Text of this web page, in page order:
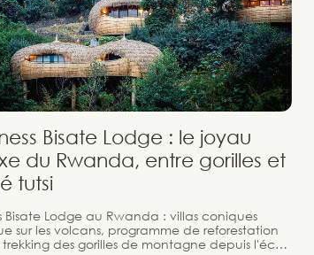
Bisate Lodge : le joyau
du Rwanda, entre gorilles et
tutsi
Bisate Lodge au Rwanda : villas coniques
sur les volcans, programme de reforestation
des gorilles de montagne depuis l'éco-